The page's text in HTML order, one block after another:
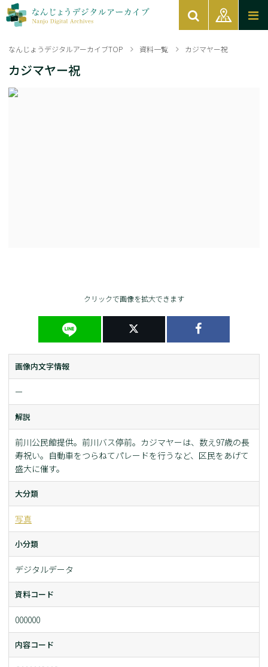
なんじょうデジタルアーカイブTOP 資料一覧 カジマヤー祝
カジマヤー祝
クリックで画像を拡大できます
画像内文字情報
ー
解説
前川公民館提供。前川バス停前。カジマヤーは、数え97歳の長
寿祝い。自動車をつらねてパレードを行うなど、区民をあげて
盛大に催す。
大分類
写真
小分類
デジタルデータ
資料コード
000000
内容コード